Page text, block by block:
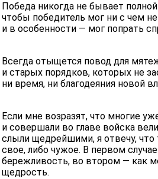
Победа никогда не бывает
чтобы победитель мог ни с чем
и в особенности — мог попрать
Всегда отыщется повод для
и старых порядков, которых не
ни время, ни благодеяния новой
Если мне возразят, что многие
и совершали во главе войска
слыли щедрейшими, я отвечу,
свое, либо чужое. В первом
бережливость, во втором — как
щедрость.